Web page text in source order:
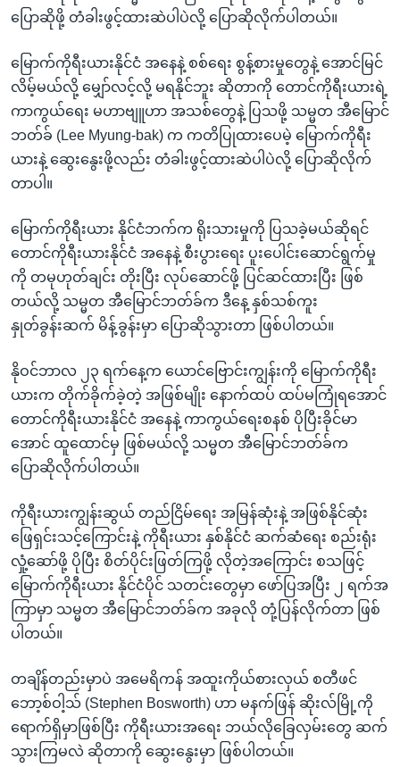
ရှာဖွေ
နေရာ
သို့
ကျော်
ရန်
ဘာသာစကားများ
ပြောဆိုဖို့ တံခါးဖွင့်ထားဆဲပါပဲလို့ ပြောဆိုလိုက်ပါတယ်။
မြောက်ကိုရီးယားနိုင်ငံ အနေနဲ့ စစ်ရေး စွန့်စားမှုတွေနဲ့ အောင်မြင်
လိမ့်မယ်လို့ မျှော်လင့်လို့ မရနိုင်ဘူး ဆိုတာကို တောင်ကိုရီးယားရဲ့
ကာကွယ်ရေး မဟာဗျူဟာ အသစ်တွေနဲ့ ပြသဖို့ သမ္မတ အီမြောင်
ဘတ်ခ် (Lee Myung-bak) က ကတိပြုထားပေမဲ့ မြောက်ကိုရီး
ယားနဲ့ ဆွေးနွေးဖို့လည်း တံခါးဖွင့်ထားဆဲပါပဲလို့ ပြောဆိုလိုက်
တာပါ။
မြောက်ကိုရီးယား နိုင်ငံဘက်က ရိုးသားမှုကို ပြသခဲ့မယ်ဆိုရင်
တောင်ကိုရီးယားနိုင်ငံ အနေနဲ့ စီးပွားရေး ပူးပေါင်းဆောင်ရွက်မှု
ကို တမုဟုတ်ချင်း တိုးပြီး လုပ်ဆောင်ဖို့ ပြင်ဆင်ထားပြီး ဖြစ်
တယ်လို့ သမ္မတ အီမြောင်ဘတ်ခ်က ဒီနေ့ နှစ်သစ်ကူး
နှုတ်ခွန်းဆက် မိန့်ခွန်းမှာ ပြောဆိုသွားတာ ဖြစ်ပါတယ်။
နိုဝင်ဘာလ ၂၃ ရက်နေ့က ယောင်ဗြောင်းကျွန်းကို မြောက်ကိုရီး
ယားက တိုက်ခိုက်ခဲ့တဲ့ အဖြစ်မျိုး နောက်ထပ် ထပ်မကြုံရအောင်
တောင်ကိုရီးယားနိုင်ငံ အနေနဲ့ ကာကွယ်ရေးစနစ် ပိုပြီးခိုင်မာ
အောင် ထူထောင်မှ ဖြစ်မယ်လို့ သမ္မတ အီမြောင်ဘတ်ခ်က
ပြောဆိုလိုက်ပါတယ်။
ကိုရီးယားကျွန်းဆွယ် တည်ငြိမ်ရေး အမြန်ဆုံးနဲ့ အဖြစ်နိုင်ဆုံး
ဖြေရှင်းသင့်ကြောင်းနဲ့ ကိုရီးယား နှစ်နိုင်ငံ ဆက်ဆံရေး စည်းရုံး
လှုံ့ဆော်ဖို့ ပိုပြီး စိတ်ပိုင်းဖြတ်ကြဖို့ လိုတဲ့အကြောင်း စသဖြင့်
မြောက်ကိုရီးယား နိုင်ငံပိုင် သတင်းတွေမှာ ဖော်ပြအပြီး ၂ ရက်အ
ကြာမှာ သမ္မတ အီမြောင်ဘတ်ခ်က အခုလို တုံ့ပြန်လိုက်တာ ဖြစ်
ပါတယ်။
တချိန်တည်းမှာပဲ အမေရိကန် အထူးကိုယ်စားလှယ် စတီဖင်
ဘော့စ်ဝါ့သ် (Stephen Bosworth) ဟာ မနက်ဖြန် ဆိုးလ်မြို့ကို
ရောက်ရှိမှာဖြစ်ပြီး ကိုရီးယားအရေး ဘယ်လိုခြေလှမ်းတွေ ဆက်
သွားကြမလဲ ဆိုတာကို ဆွေးနွေးမှာ ဖြစ်ပါတယ်။